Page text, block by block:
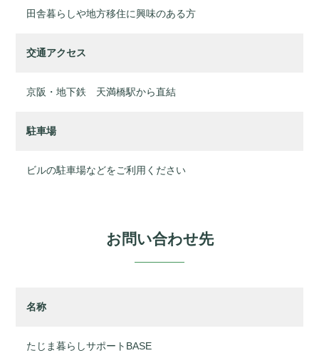
田舎暮らしや地方移住に興味のある方
交通アクセス
京阪・地下鉄 天満橋駅から直結
駐車場
ビルの駐車場などをご利用ください
お問い合わせ先
名称
たじま暮らしサポートBASE